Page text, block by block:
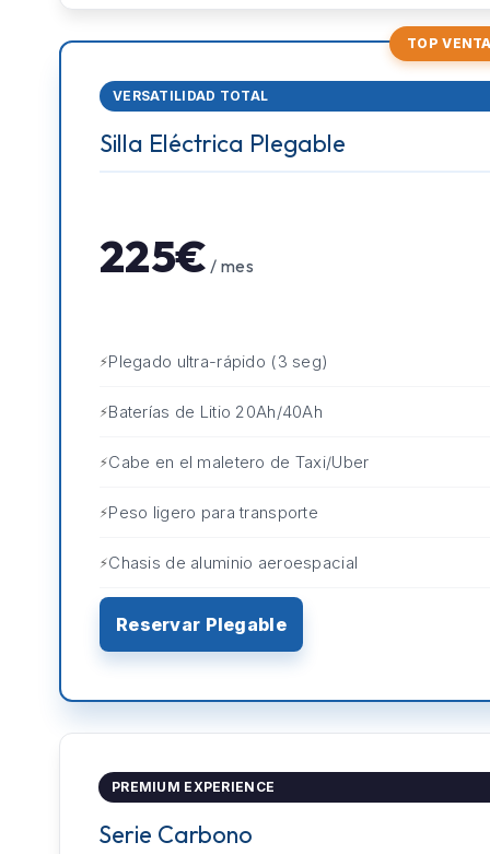
TOP
VERSATILIDAD TOTAL
Silla Eléctrica Plegable
225€ / mes
Plegado ultra-rápido (3 seg)
Baterías de Litio 20Ah/40Ah
Cabe en el maletero de Taxi/Uber
Peso ligero para transporte
Chasis de aluminio aeroespacial
Reservar Plegable
PREMIUM EXPERIENCE
Serie Carbono